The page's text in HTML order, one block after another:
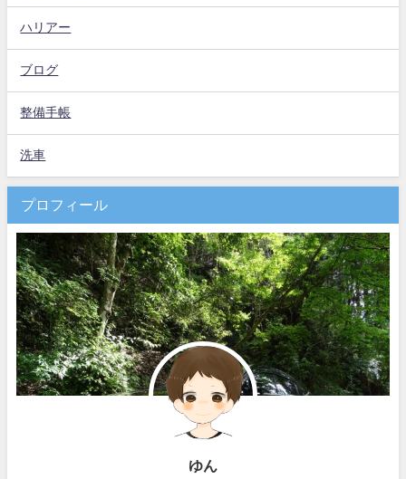
ハリアー
ブログ
整備手帳
洗車
プロフィール
ゆん